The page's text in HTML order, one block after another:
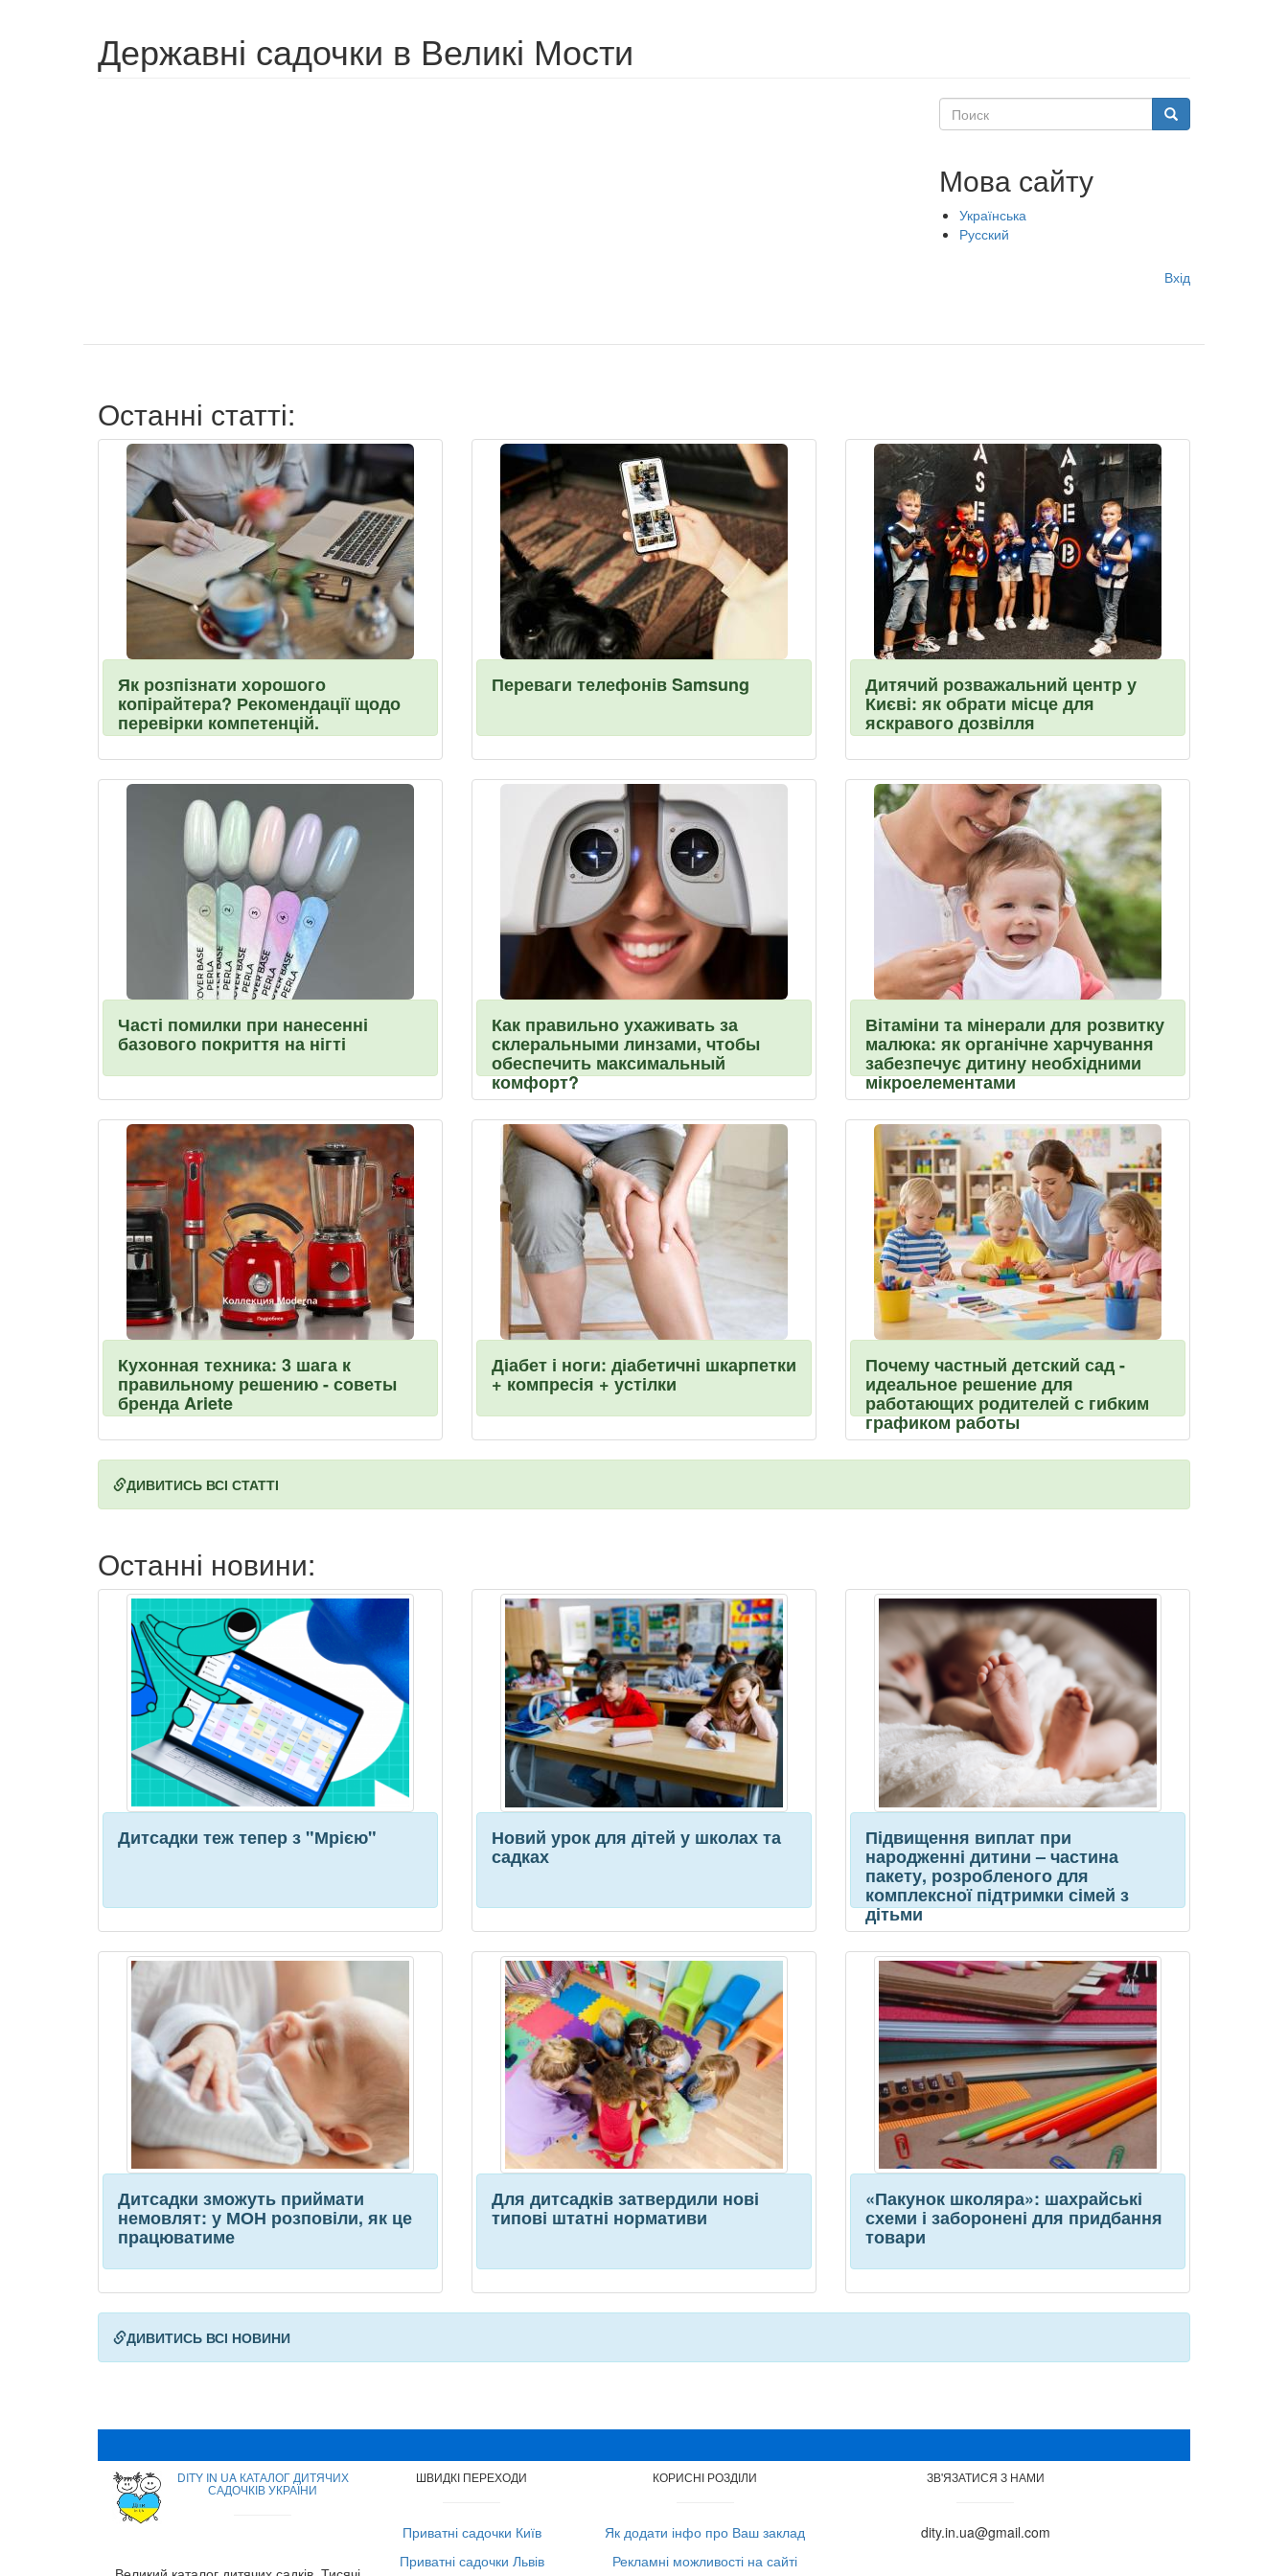
Державні садочки в Великі Мости
Поиск Поиск
Мова сайту
Українська
Русский
Вхід
Останні статті:
Як розпізнати хорошого
копірайтера? Рекомендації щодо
перевірки компетенцій.
Переваги телефонів Samsung Дитячий розважальний центр у
Києві: як обрати місце для
яскравого дозвілля
Часті помилки при нанесенні
базового покриття на нігті
Как правильно ухаживать за
склеральными линзами, чтобы
обеспечить максимальный
комфорт?
Вітаміни та мінерали для розвитку
малюка: як органічне харчування
забезпечує дитину необхідними
мікроелементами
Кухонная техника: 3 шага к
правильному решению - советы
бренда Ariete
Діабет і ноги: діабетичні шкарпетки
+ компресія + устілки
Почему частный детский сад -
идеальное решение для
работающих родителей с гибким
графиком работы
ДИВИТИСЬ ВСІ СТАТТІ
Останні новини:
Дитсадки теж тепер з "Мрією" Новий урок для дітей у школах та
садках
Підвищення виплат при
народженні дитини – частина
пакету, розробленого для
комплексної підтримки сімей з
дітьми
Дитсадки зможуть приймати
немовлят: у МОН розповіли, як це
працюватиме
Для дитсадків затвердили нові
типові штатні нормативи
«Пакунок школяра»: шахрайські
схеми і заборонені для придбання
товари
ДИВИТИСЬ ВСІ НОВИНИ
DITY IN UA КАТАЛОГ ДИТЯЧИХ
САДОЧКІВ УКРАЇНИ
ШВИДКІ ПЕРЕХОДИ
Приватні садочки Київ
Приватні садочки Львів
КОРИСНІ РОЗДІЛИ
Як додати інфо про Ваш заклад
Рекламні можливості на сайті
ЗВ'ЯЗАТИСЯ З НАМИ
dity.in.ua@gmail.com